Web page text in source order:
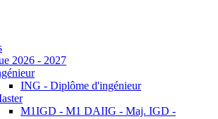
2026 - 2027
ING - Diplôme d'ingénieur
M1IGD - M1 DAIIG - Maj. IGD -